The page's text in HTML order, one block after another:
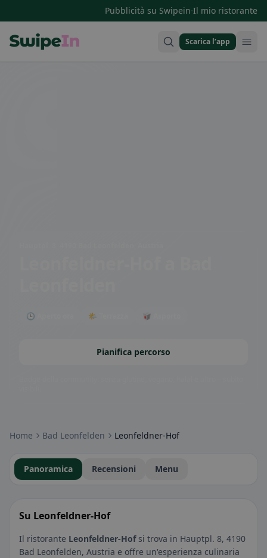
Pubblicità su Swipein·Il mio ristorante
Scarica l’app
🕒 Aperto ora 🌤 Terrazza 🥡 Asporto
Pianifica percorso
Home Bad Leonfelden Leonfeldner-Hof
Panoramica Recensioni Menu
Su Leonfeldner-Hof
Il ristorante Leonfeldner-Hofsi trova in Hauptpl. 8, 4190
Bad Leonfelden, Austria e offre un'esperienza culinaria